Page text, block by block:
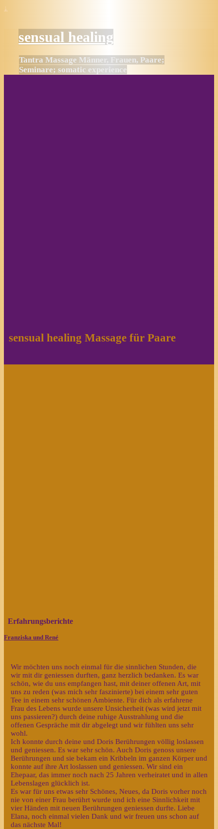
↓
sensual healing
Tantra Massage Männer, Frauen, Paare;
Seminare; somatic experience
sensual healing Massage für Paare
Erfahrungsberichte
Franziska und René
Wir möchten uns noch einmal für die sinnlichen Stunden, die
wir mit dir geniessen durften, ganz herzlich bedanken. Es war
schön, wie du uns empfangen hast, mit deiner offenen Art, mit
uns zu reden (was mich sehr faszinierte) bei einem sehr guten
Tee in einem sehr schönen Ambiente. Für dich als erfahrene
Frau des Lebens wurde unsere Unsicherheit (was wird jetzt mit
uns passieren?) durch deine ruhige Ausstrahlung und die
offenen Gespräche mit dir abgelegt und wir fühlten uns sehr
wohl.
Ich konnte durch deine und Doris Berührungen völlig loslassen
und geniessen. Es war sehr schön. Auch Doris genoss unsere
Berührungen und sie bekam ein Kribbeln im ganzen Körper und
konnte auf ihre Art loslassen und geniessen. Wir sind ein
Ehepaar, das immer noch nach 25 Jahren verheiratet und in allen
Lebenslagen glücklich ist.
Es war für uns etwas sehr Schönes, Neues, da Doris vorher noch
nie von einer Frau berührt wurde und ich eine Sinnlichkeit mit
vier Händen mit neuen Berührungen geniessen durfte. Liebe
Elana, noch einmal vielen Dank und wir freuen uns schon auf
das nächste Mal!